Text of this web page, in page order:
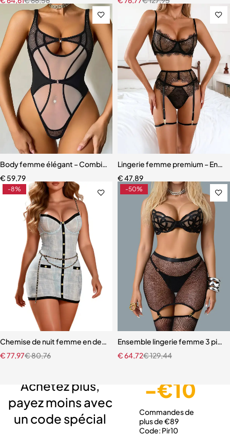
Body femme élégant – Combinaison avec empiècements en maille
€ 59,79
Lingerie femme premium –
€47,89
-8%
Chemise de nuit femme en dentelle bleue – Babydoll avec
€80,76
€77,97
-50%
Ensemble lingerie femme 3
€129,44
€64,72
Achetez plus,
payez moins avec
un code spécial
-€10
Commandes de
plus de €89
Code: Pir10